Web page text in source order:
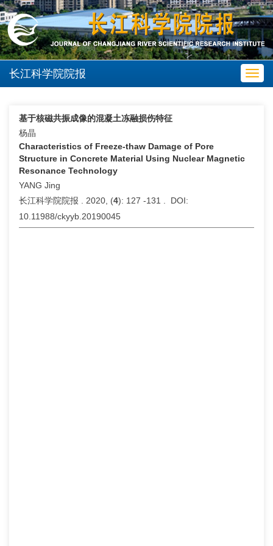
长江科学院院报
基于核磁共振成像的混凝土冻融损伤特征
杨晶
Characteristics of Freeze-thaw Damage of Pore
Structure in Concrete Material Using Nuclear Magnetic
Resonance Technology
YANG Jing
长江科学院院报 . 2020, (4): 127 -131 . DOI:
10.11988/ckyyb.20190045